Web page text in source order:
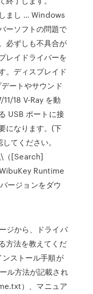
まし … Windows
ーソフトの問題で
必ずしも不具合が
レイドライバーを
。ディスプレイド
ートやサウンド
18 V-Ray を動
USB ポートに接
になります。(下
てください。
（[Search]
Runtime
ージョンをダウ
ジから、ドライバ
方法を教えてくだ
ストール手順が
ル方法が記載され
）、マニュア